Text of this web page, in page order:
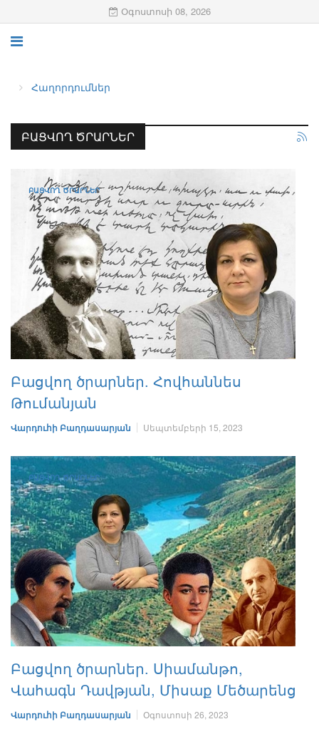
Օգոստոսի 08, 2026
Հաղորդումներ
ԲԱՑՎՈՂ ԾՐԱՐՆԵՐ
ԲԱՑՎՈՂ ԾՐԱՐՆԵՐ
Բացվող ծրարներ. Հովհաննես
Թումանյան
Վարդուհի Բաղդասարյան Սեպտեմբերի 15, 2023
ԲԱՑՎՈՂ ԾՐԱՐՆԵՐ
Բացվող ծրարներ. Սիամանթո,
Վահագն Դավթյան, Միսաք Մեծարենց
Վարդուհի Բաղդասարյան Օգոստոսի 26, 2023